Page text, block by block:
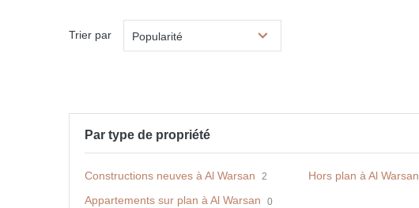
Trier par Popularité
Par type de propriété
Constructions neuves à Al Warsan 2 Hors plan à Al Warsan
Appartements sur plan à Al Warsan 0